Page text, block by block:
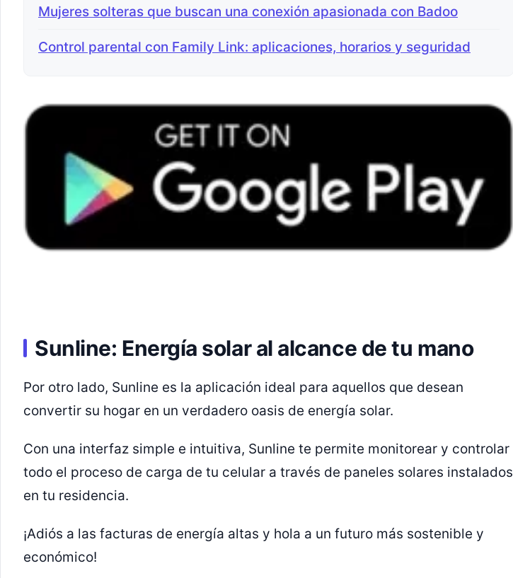
Mujeres solteras que buscan una conexión apasionada con Badoo
Control parental con Family Link: aplicaciones, horarios y seguridad
Sunline: Energía solar al alcance de tu mano
Por otro lado, Sunline es la aplicación ideal para aquellos que desean
convertir su hogar en un verdadero oasis de energía solar.
Con una interfaz simple e intuitiva, Sunline te permite monitorear y controlar
todo el proceso de carga de tu celular a través de paneles solares instalados
en tu residencia.
¡Adiós a las facturas de energía altas y hola a un futuro más sostenible y
económico!